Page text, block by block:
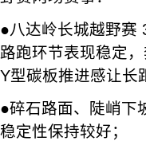
●八达岭长城越野
路跑环节表现稳定
Y型碳板推进感让长
●碎石路面、陡峭下
稳定性保持较好；